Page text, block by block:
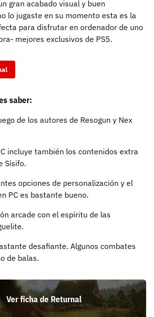
gran acabado visual y buen
lo jugaste en su momento esta es la
para disfrutar en ordenador de uno
mejores exclusivos de PS5.
saber:
de los autores de Resogun y Nex
incluye también los contenidos extra
Sísifo.
opciones de personalización y el
PC es bastante bueno.
arcade con el espíritu de las
desafiante. Algunos combates
de balas.
Ver ficha de Returnal